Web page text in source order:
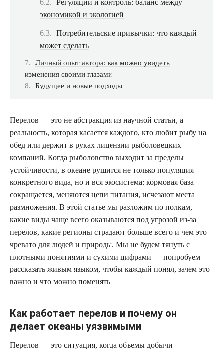
Регуляции и контроль: баланс между
экономикой и экологией
Потребительские привычки: что каждый
может сделать
Личный опыт автора: как можно увидеть
изменения своими глазами
Будущее и новые подходы
Перелов — это не абстракция из научной статьи, а
реальность, которая касается каждого, кто любит рыбу на
обед или держит в руках лицензии рыболовецких
компаний. Когда рыболовство выходит за пределы
устойчивости, в океане рушится не только популяция
конкретного вида, но и вся экосистема: кормовая база
сокращается, меняются цепи питания, исчезают места
размножения. В этой статье мы разложим по полкам,
какие виды чаще всего оказываются под угрозой из‑за
перелов, какие регионы страдают больше всего и чем это
чревато для людей и природы. Мы не будем тянуть с
плотными понятиями и сухими цифрами — попробуем
рассказать живым языком, чтобы каждый понял, зачем это
важно и что можно поменять.
Как работает перелов и почему он
делает океаны уязвимыми
Перелов — это ситуация, когда объемы добычи